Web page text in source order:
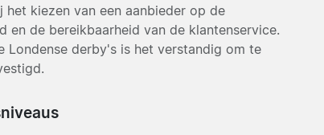
kiezen van een aanbieder op de
en de bereikbaarheid van de klantenservice.
Londense derby's is het verstandig om te